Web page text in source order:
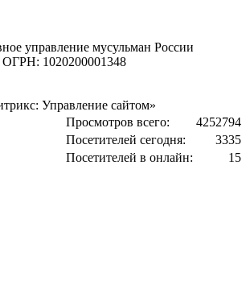
управление мусульман России
ОГРН: 1020200001348
Управление сайтом»
Просмотров всего:
4252794
Посетителей сегодня:
3335
Посетителей в онлайн:
15